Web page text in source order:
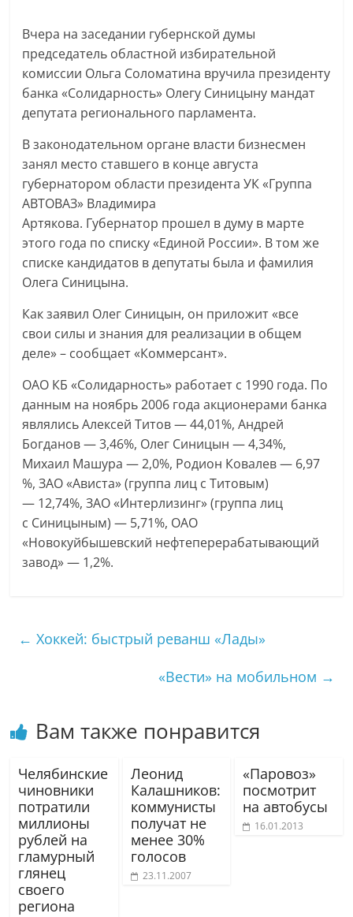
Вчера на заседании губернской думы
председатель областной избирательной
комиссии Ольга Соломатина вручила президенту
банка «Солидарность» Олегу Синицыну мандат
депутата регионального парламента.
В законодательном органе власти бизнесмен
занял место ставшего в конце августа
губернатором области президента УК «Группа
АВТОВАЗ» Владимира
Артякова. Губернатор прошел в думу в марте
этого года по списку «Единой России». В том же
списке кандидатов в депутаты была и фамилия
Олега Синицына.
Как заявил Олег Синицын, он приложит «все
свои силы и знания для реализации в общем
деле» – сообщает «Коммерсант».
ОАО КБ «Солидарность» работает с 1990 года. По
данным на ноябрь 2006 года акционерами банка
являлись Алексей Титов — 44,01%, Андрей
Богданов — 3,46%, Олег Синицын — 4,34%,
Михаил Машура — 2,0%, Родион Ковалев — 6,97
%, ЗАО «Ависта» (группа лиц с Титовым)
— 12,74%, ЗАО «Интерлизинг» (группа лиц
с Синицыным) — 5,71%, ОАО
«Новокуйбышевский нефтеперерабатывающий
завод» — 1,2%.
← Хоккей: быстрый реванш «Лады»
«Вести» на мобильном →
Вам также понравится
Челябинские
чиновники
потратили
миллионы
рублей на
гламурный
глянец
своего
региона
Леонид
Калашников:
коммунисты
получат не
менее 30%
голосов
23.11.2007
«Паровоз»
посмотрит
на автобусы
16.01.2013